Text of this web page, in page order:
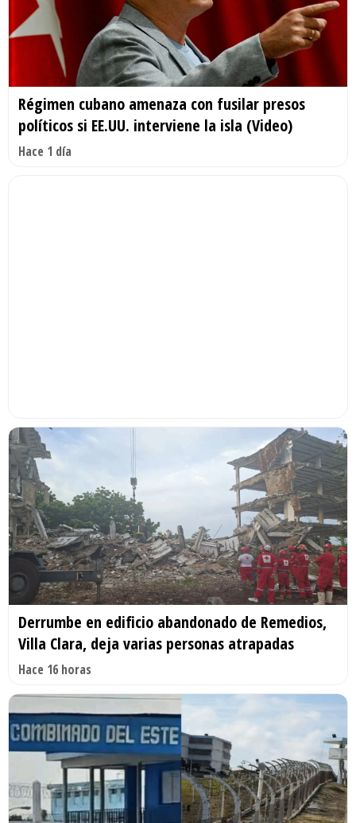
Régimen cubano amenaza con fusilar presos
políticos si EE.UU. interviene la isla (Video)
Hace 1 día
Derrumbe en edificio abandonado de Remedios,
Villa Clara, deja varias personas atrapadas
Hace 16 horas